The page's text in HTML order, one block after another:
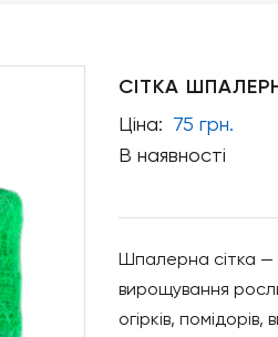
СІТКА
Ціна: 75 грн.
В наявності
Шпалерна сітка —
вирощування
огірків,